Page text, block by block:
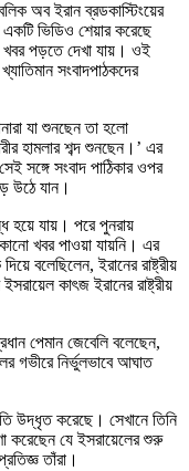
অব ইরান ব্রডকাস্টিংয়ের
ভিডিও শেয়ার করেছে
খবর পড়তে দেখা যায়। ওই
সংবাদপাঠকদের
যা শুনছেন তা হলো
হামলার শব্দ শুনছেন।’ এর
সঙ্গে সংবাদ পাঠিকার ওপর
উঠে যান।
হয়ে যায়। পরে পুনরায়
খবর পাওয়া যায়নি। এর
বলেছিলেন, ইরানের রাষ্ট্রীয়
কাৎজ ইরানের রাষ্ট্রীয়
পেমান জেবেলি বলেছেন,
গভীরে নির্ভুলভাবে আঘাত
উদ্ধৃত করেছে। সেখানে তিনি
করেছেন যে ইসরায়েলের শুরু
তাঁরা।